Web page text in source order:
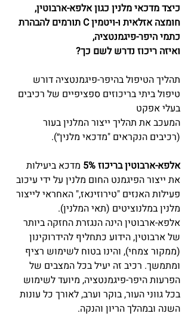
כיצד מדכאי מלנין כגון אלפא-ארבוטין,
חומצה אזלאית ו-ויטמין C תורמים להבהרת
כתמי היפר-פיגמנטציה,
ואיזה ריכוז נדרש לשם כך?
תהליך הטיפול בהיפר-פיגמנטציה דורש
טיפול ביתי בריכוזים ספציפיים של רכיבים
בעלי אפקט
המעכב את תהליך ייצור המלנין בעור
(רכיבים הנקראים "מדכאי מלנין״).
אלפא-ארבוטין בריכוז 5%
מדכא ביעילות
את ייצור הפיגמנט החום מלנין על ידי עיכוב
פעילותהאנזים "טירוזינאז," האחראי לייצור
מלנין במלנוציטים (תאי המלנין).
אלפא-ארבוטין הינה הנגזרתהחזקה ביותר
של ארבוטין, הידוע כתחליף להידרוקינון
(ממקור צמחי), והינו בטוח לשימוש רציף
ומתמשך. רכיב זה יעיל בכל המצבים של
הפרעות היפר-פיגמנטציה, מיועד לשימוש
בכל גווני העור, בוקר וערב, לאורך כל עונות
השנה ובמהלך הריון והנקה.